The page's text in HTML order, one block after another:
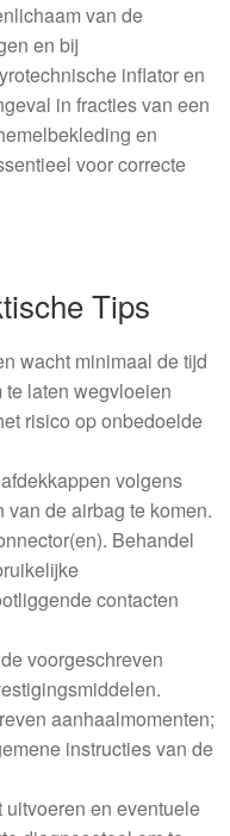
van de
en bij
inflator en
in fracties van een
en
voor correcte
Tips
wacht minimaal de tijd
te laten wegvloeien
risico op onbedoelde
volgens
de airbag te komen.
Behandel
contacten
voorgeschreven
aanhaalmomenten;
instructies van de
en eventuele